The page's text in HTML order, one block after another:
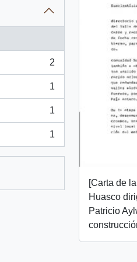
2
1
1
1
[Carta de
Huasco
Patricio